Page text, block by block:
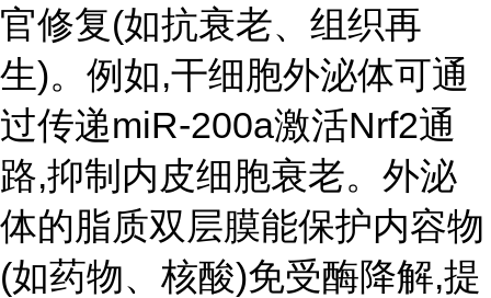
官修复(如抗衰老、组织再
生)。例如,干细胞外泌体可通
过传递miR-200a激活Nrf2通
路,抑制内皮细胞衰老。外泌
体的脂质双层膜能保护内容物
(如药物、核酸)免受酶降解,提